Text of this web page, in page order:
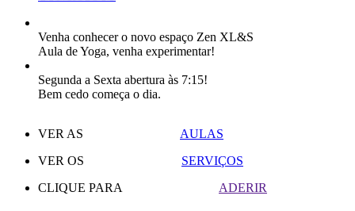
Venha conhecer o novo espaço Zen XL&S
Aula de Yoga, venha experimentar!
Segunda a Sexta abertura às 7:15!
Bem cedo começa o dia.
VER AS
AULAS
VER OS
SERVIÇOS
CLIQUE PARA
ADERIR